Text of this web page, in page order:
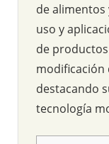
de alimentos
uso y
de
modificación
destacando
tecnología